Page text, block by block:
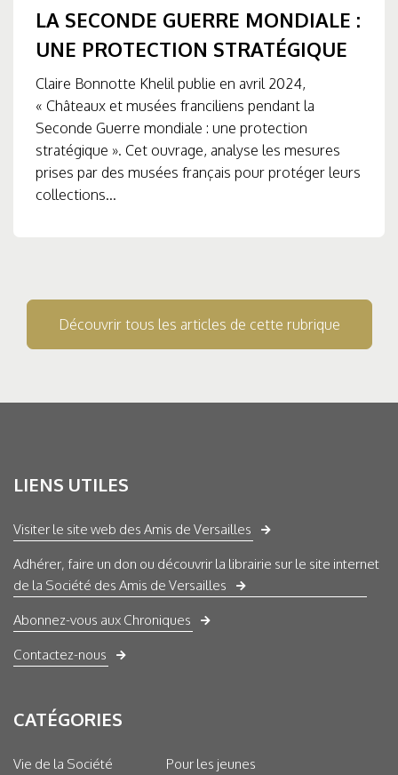
LA SECONDE GUERRE MONDIALE :
UNE PROTECTION STRATÉGIQUE
Claire Bonnotte Khelil publie en avril 2024,
« Châteaux et musées franciliens pendant la
Seconde Guerre mondiale : une protection
stratégique ». Cet ouvrage, analyse les mesures
prises par des musées français pour protéger leurs
collections...
Découvrir tous les articles de cette rubrique
LIENS UTILES
Visiter le site web des Amis de Versailles
Adhérer, faire un don ou découvrir la librairie sur le site internet
de la Société des Amis de Versailles
Abonnez-vous aux Chroniques
Contactez-nous
CATÉGORIES
Vie de la Société
Pour les jeunes